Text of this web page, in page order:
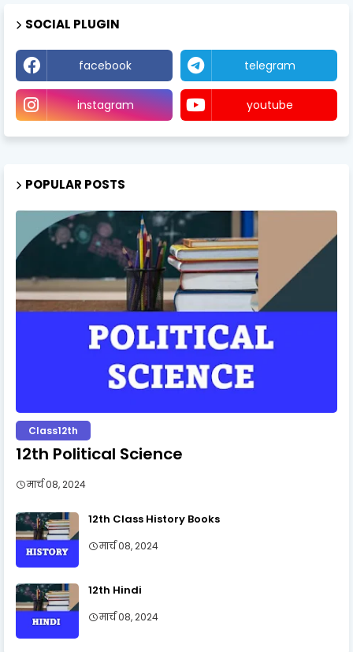
SOCIAL PLUGIN
facebook telegram
instagram youtube
POPULAR POSTS
Class12th
12th Political Science
मार्च 08, 2024
12th Class History Books
मार्च 08, 2024
12th Hindi
मार्च 08, 2024